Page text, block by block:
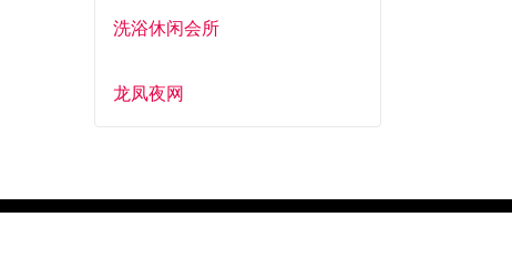
洗浴休闲会所
龙凤夜网